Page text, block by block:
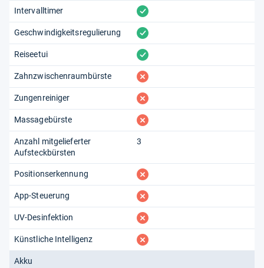
Intervalltimer vorhanden
Geschwindigkeitsregulierung vorhanden
Reiseetui vorhanden
Zahnzwischenraumbürste fehlt
Zungenreiniger fehlt
Massagebürste fehlt
Anzahl mitgelieferter
Aufsteckbürsten
3
Positionserkennung fehlt
App-Steuerung fehlt
UV-Desinfektion fehlt
Künstliche Intelligenz fehlt
Akku